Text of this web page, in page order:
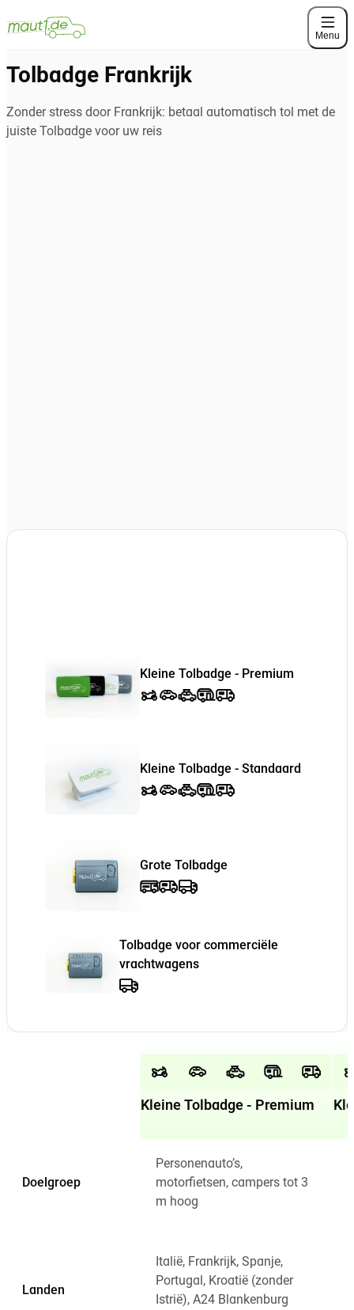
Menu
Tolbadge Frankrijk
Zonder stress door Frankrijk: betaal automatisch tol met de
juiste Tolbadge voor uw reis
Kleine Tolbadge - Premium
Kleine Tolbadge - Standaard
Grote Tolbadge
Tolbadge voor commerciële
vrachtwagens
Kleine Tolbadge - Premium
Doelgroep
Personenauto’s,
motorfietsen, campers tot 3
m hoog
Landen
Italië, Frankrijk, Spanje,
Portugal, Kroatië (zonder
Istrië), A24 Blankenburg